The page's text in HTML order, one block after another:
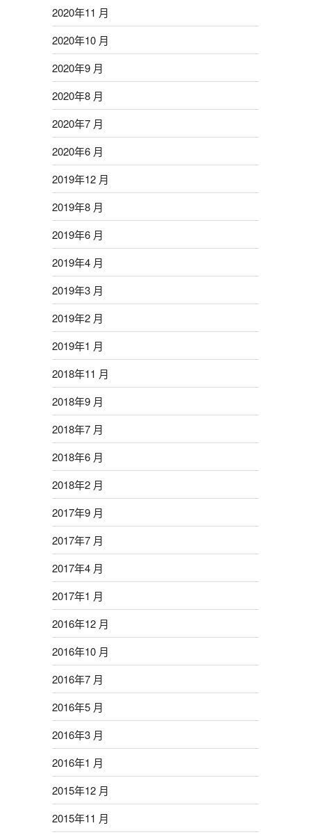
2020年11 月
2020年10 月
2020年9 月
2020年8 月
2020年7 月
2020年6 月
2019年12 月
2019年8 月
2019年6 月
2019年4 月
2019年3 月
2019年2 月
2019年1 月
2018年11 月
2018年9 月
2018年7 月
2018年6 月
2018年2 月
2017年9 月
2017年7 月
2017年4 月
2017年1 月
2016年12 月
2016年10 月
2016年7 月
2016年5 月
2016年3 月
2016年1 月
2015年12 月
2015年11 月